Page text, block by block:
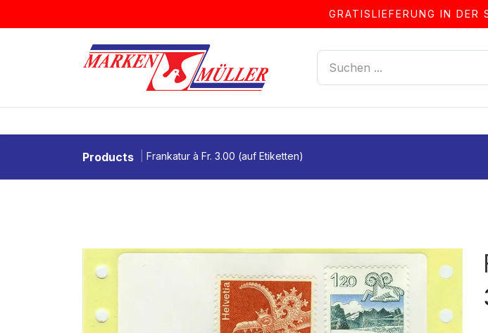
GRATISLIEFERUNG IN
Products Frankatur à Fr. 3.00 (auf Etiketten)